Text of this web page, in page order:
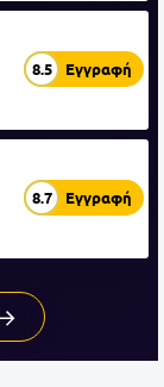
8.5 Εγγραφή
8.7 Εγγραφή